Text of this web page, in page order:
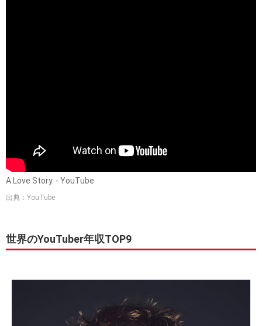
A Love Story. - YouTube
出典：YouTube
世界のYouTuber年収TOP9